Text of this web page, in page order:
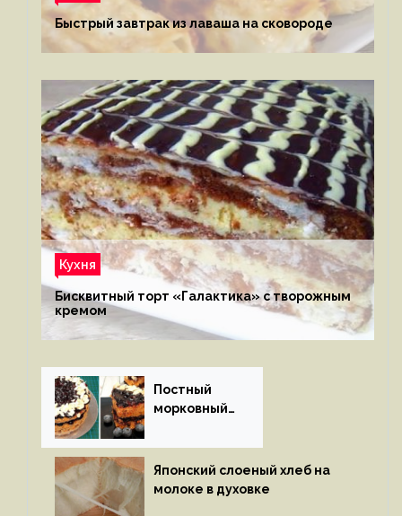
Быстрый завтрак из лаваша на сковороде
Кухня
Бисквитный торт «Галактика» с творожным
кремом
Постный
морковный
Японский слоеный хлеб на
молоке в духовке